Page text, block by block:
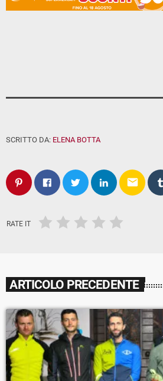
SCRITTO DA: ELENA BOTTA
email
RATE IT
ARTICOLO PRECEDENTE